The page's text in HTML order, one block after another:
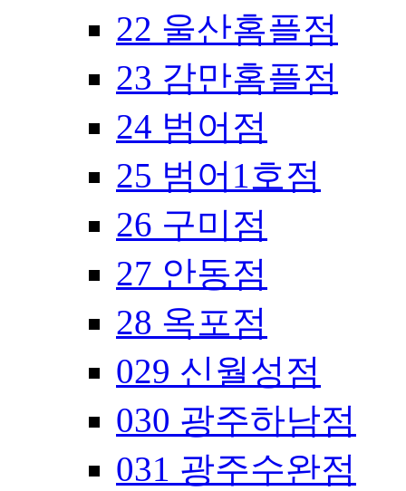
22 울산홈플점
23 감만홈플점
24 범어점
25 범어1호점
26 구미점
27 안동점
28 옥포점
029 신월성점
030 광주하남점
031 광주수완점